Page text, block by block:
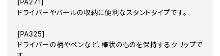
[PA271]
ドライバーやバールの収納に便利なスタンドタイプです。
[PA325]
ドライバーの柄やペンなど、棒状のものを保持するクリップで